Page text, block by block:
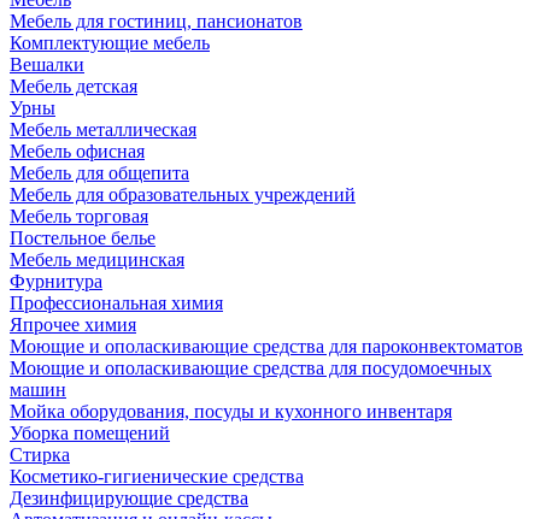
Мебель для гостиниц, пансионатов
Комплектующие мебель
Вешалки
Мебель детская
Урны
Мебель металлическая
Мебель офисная
Мебель для общепита
Мебель для образовательных учреждений
Мебель торговая
Постельное белье
Мебель медицинская
Фурнитура
Профессиональная химия
Япрочее химия
Моющие и ополаскивающие средства для пароконвектоматов
Моющие и ополаскивающие средства для посудомоечных
машин
Мойка оборудования, посуды и кухонного инвентаря
Уборка помещений
Стирка
Косметико-гигиенические средства
Дезинфицирующие средства